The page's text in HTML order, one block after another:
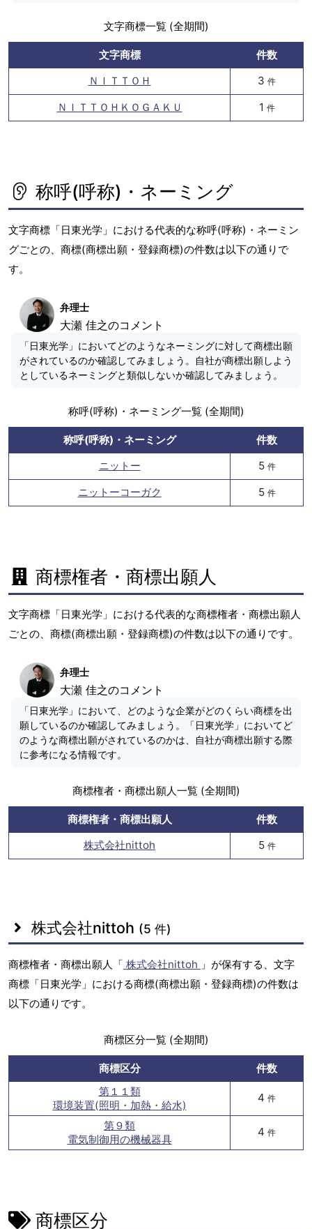
文字商標一覧 (全期間)
文字商標
件数
ＮＩＴＴＯＨ
3 件
ＮＩＴＴＯＨＫＯＧＡＫＵ 1 件
称呼(呼称)・ネーミング
文字商標「日東光学」における代表的な称呼(呼称)・ネーミン
グごとの、商標(商標出願・登録商標)の件数は以下の通りで
す。
弁理士
大瀬 佳之のコメント
「日東光学」においてどのようなネーミングに対して商標出願
がされているのか確認してみましょう。自社が商標出願しよう
としているネーミングと類似しないか確認してみましょう。
称呼(呼称)・ネーミング一覧 (全期間)
称呼(呼称)・ネーミング
件数
ニットー
5 件
ニットーコーガク 5 件
商標権者・商標出願人
文字商標「日東光学」における代表的な商標権者・商標出願人
ごとの、商標(商標出願・登録商標)の件数は以下の通りです。
弁理士
大瀬 佳之のコメント
「日東光学」において、どのような企業がどのくらい商標を出
願しているのか確認してみましょう。「日東光学」においてど
のような商標出願がされているのかは、自社が商標出願する際
に参考になる情報です。
商標権者・商標出願人一覧 (全期間)
商標権者・商標出願人
件数
株式会社nittoh
5 件
株式会社nittoh (5 件)
商標権者・商標出願人「 株式会社nittoh 」が保有する、文字
商標「日東光学」における商標(商標出願・登録商標)の件数は
以下の通りです。
商標区分一覧 (全期間)
商標区分
件数
第１１類
環境装置(照明・加熱・給水)
4 件
第９類
電気制御用の機械器具
4 件
商標区分